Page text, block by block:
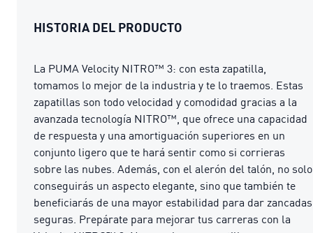
HISTORIA DEL PRODUCTO
La PUMA Velocity NITRO™ 3: con esta zapatilla,
tomamos lo mejor de la industria y te lo traemos. Estas
zapatillas son todo velocidad y comodidad gracias a la
avanzada tecnología NITRO™, que ofrece una capacidad
de respuesta y una amortiguación superiores en un
conjunto ligero que te hará sentir como si corrieras
sobre las nubes. Además, con el alerón del talón, no solo
conseguirás un aspecto elegante, sino que también te
beneficiarás de una mayor estabilidad para dar zancadas
seguras. Prepárate para mejorar tus carreras con la